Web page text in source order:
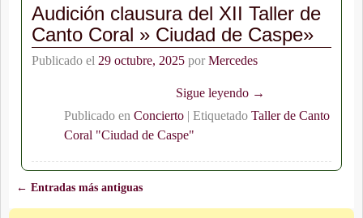
Audición clausura del XII Taller de
Canto Coral » Ciudad de Caspe»
Publicado el 29 octubre, 2025 por Mercedes
Sigue leyendo →
Publicado en Concierto| Etiquetado Taller de Canto
Coral "Ciudad de Caspe"
Navegación de entradas
← Entradas más antiguas